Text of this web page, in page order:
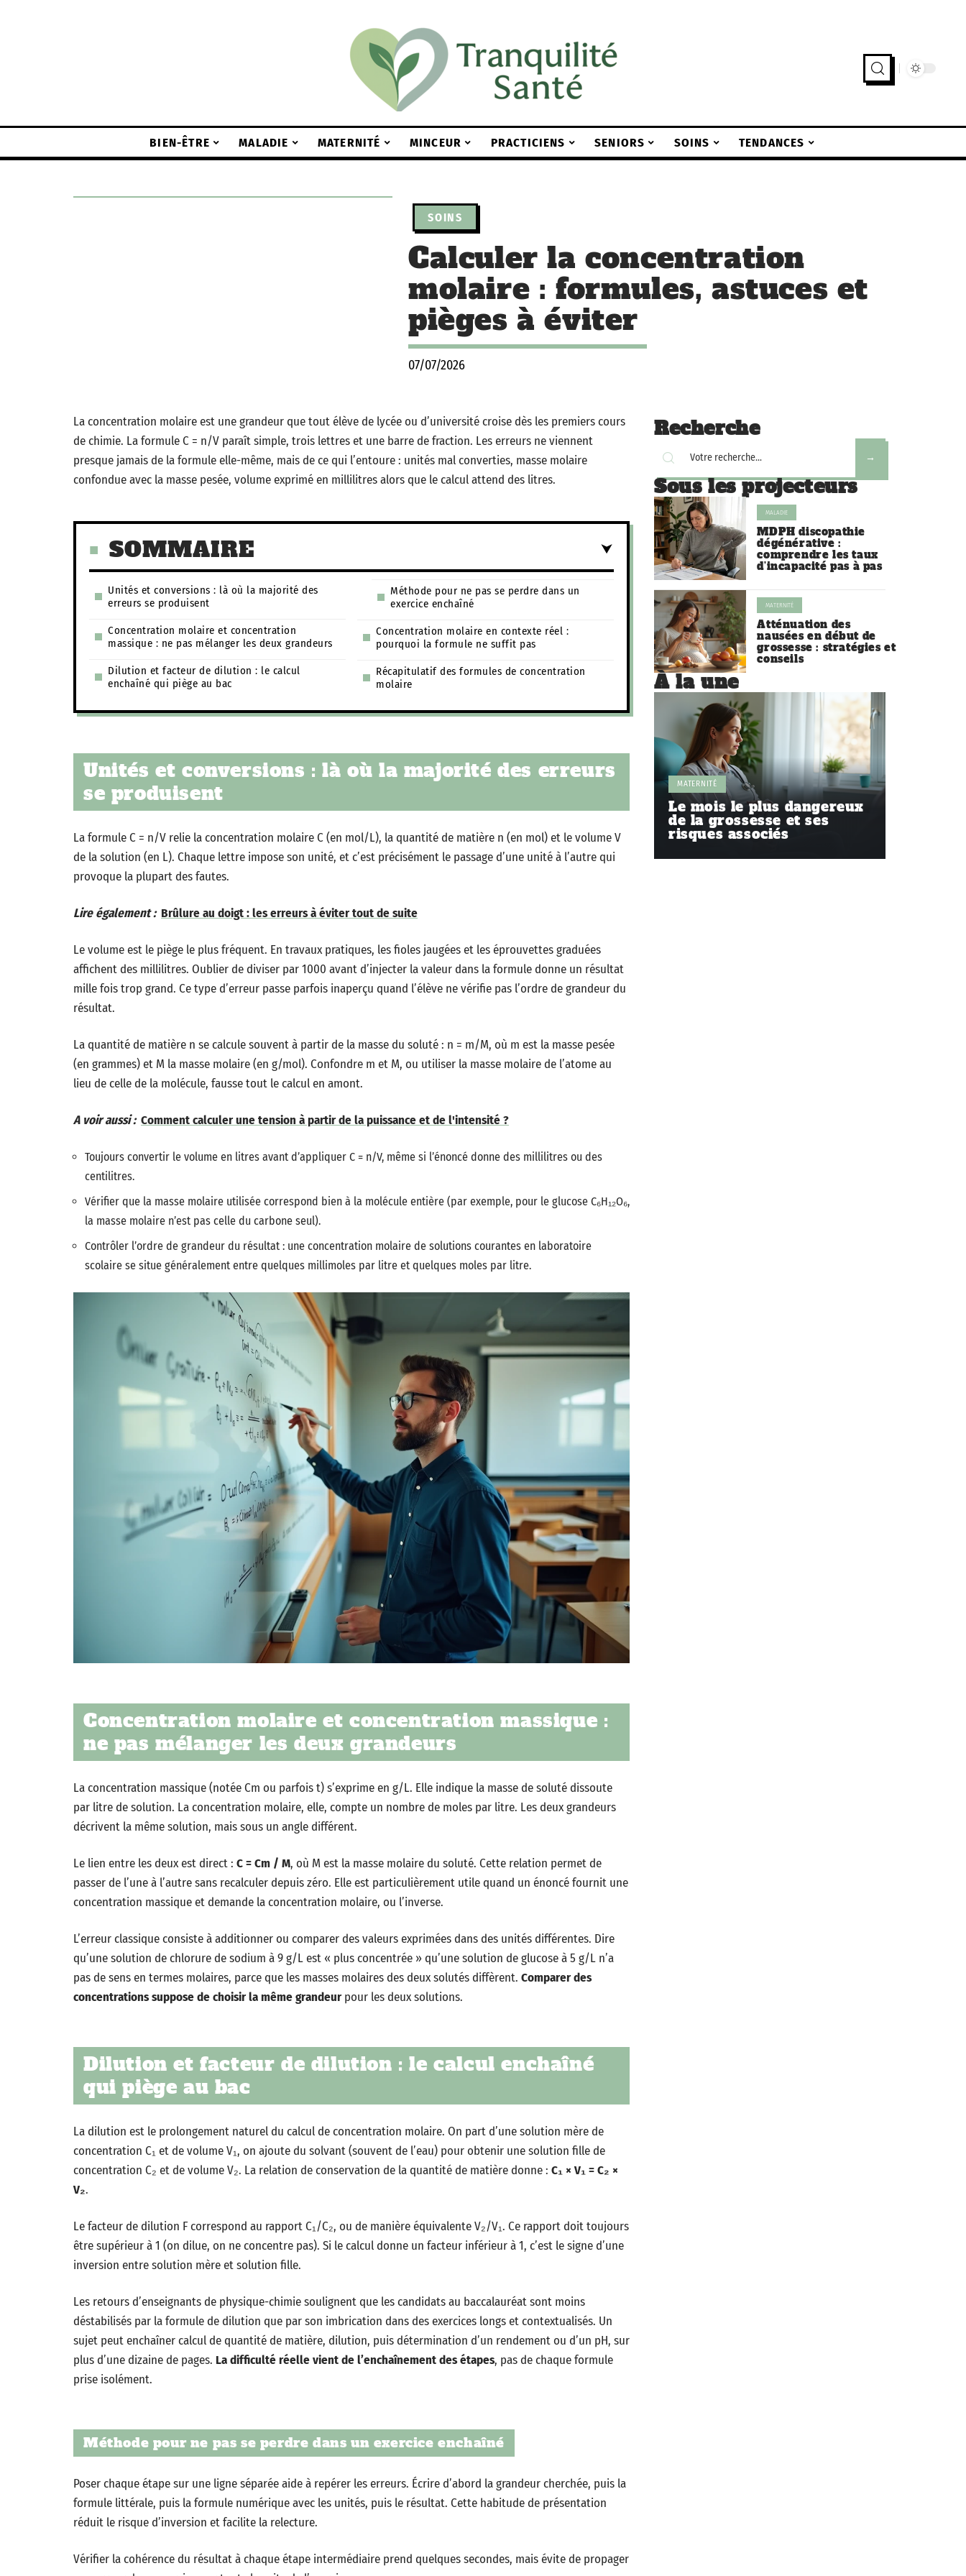
BIEN-ÊTRE MALADIE MATERNITÉ MINCEUR PRACTICIENS SENIORS SOINS TENDANCES
SOINS
Calculer la concentration
molaire : formules, astuces et
pièges à éviter
07/07/2026
La concentration molaire est une grandeur que tout élève de lycée ou d’université croise dès les premiers cours
de chimie. La formule C = n/V paraît simple, trois lettres et une barre de fraction. Les erreurs ne viennent
presque jamais de la formule elle-même, mais de ce qui l’entoure : unités mal converties, masse molaire
confondue avec la masse pesée, volume exprimé en millilitres alors que le calcul attend des litres.
SOMMAIRE
Unités et conversions : là où la majorité des
erreurs se produisent
Concentration molaire et concentration
massique : ne pas mélanger les deux grandeurs
Dilution et facteur de dilution : le calcul
enchaîné qui piège au bac
Méthode pour ne pas se perdre dans un
exercice enchaîné
Concentration molaire en contexte réel :
pourquoi la formule ne suffit pas
Récapitulatif des formules de concentration
molaire
Unités et conversions : là où la majorité des erreurs
se produisent
La formule C = n/V relie la concentration molaire C (en mol/L), la quantité de matière n (en mol) et le volume V
de la solution (en L). Chaque lettre impose son unité, et c’est précisément le passage d’une unité à l’autre qui
provoque la plupart des fautes.
Lire également : Brûlure au doigt : les erreurs à éviter tout de suite
Le volume est le piège le plus fréquent. En travaux pratiques, les fioles jaugées et les éprouvettes graduées
affichent des millilitres. Oublier de diviser par 1000 avant d’injecter la valeur dans la formule donne un résultat
mille fois trop grand. Ce type d’erreur passe parfois inaperçu quand l’élève ne vérifie pas l’ordre de grandeur du
résultat.
La quantité de matière n se calcule souvent à partir de la masse du soluté : n = m/M, où m est la masse pesée
(en grammes) et M la masse molaire (en g/mol). Confondre m et M, ou utiliser la masse molaire de l’atome au
lieu de celle de la molécule, fausse tout le calcul en amont.
A voir aussi : Comment calculer une tension à partir de la puissance et de l'intensité ?
Toujours convertir le volume en litres avant d’appliquer C = n/V, même si l’énoncé donne des millilitres ou des
centilitres.
Vérifier que la masse molaire utilisée correspond bien à la molécule entière (par exemple, pour le glucose C₆H₁₂O₆,
la masse molaire n’est pas celle du carbone seul).
Contrôler l’ordre de grandeur du résultat : une concentration molaire de solutions courantes en laboratoire
scolaire se situe généralement entre quelques millimoles par litre et quelques moles par litre.
Concentration molaire et concentration massique :
ne pas mélanger les deux grandeurs
La concentration massique (notée Cm ou parfois t) s’exprime en g/L. Elle indique la masse de soluté dissoute
par litre de solution. La concentration molaire, elle, compte un nombre de moles par litre. Les deux grandeurs
décrivent la même solution, mais sous un angle différent.
Le lien entre les deux est direct : C = Cm / M, où M est la masse molaire du soluté. Cette relation permet de
passer de l’une à l’autre sans recalculer depuis zéro. Elle est particulièrement utile quand un énoncé fournit une
concentration massique et demande la concentration molaire, ou l’inverse.
L’erreur classique consiste à additionner ou comparer des valeurs exprimées dans des unités différentes. Dire
qu’une solution de chlorure de sodium à 9 g/L est « plus concentrée » qu’une solution de glucose à 5 g/L n’a
pas de sens en termes molaires, parce que les masses molaires des deux solutés diffèrent. Comparer des
concentrations suppose de choisir la même grandeurpour les deux solutions.
Dilution et facteur de dilution : le calcul enchaîné
qui piège au bac
La dilution est le prolongement naturel du calcul de concentration molaire. On part d’une solution mère de
concentration C₁ et de volume V₁, on ajoute du solvant (souvent de l’eau) pour obtenir une solution fille de
concentration C₂ et de volume V₂. La relation de conservation de la quantité de matière donne : C₁ × V₁ = C₂ ×
V₂.
Le facteur de dilution F correspond au rapport C₁/C₂, ou de manière équivalente V₂/V₁. Ce rapport doit toujours
être supérieur à 1 (on dilue, on ne concentre pas). Si le calcul donne un facteur inférieur à 1, c’est le signe d’une
inversion entre solution mère et solution fille.
Les retours d’enseignants de physique-chimie soulignent que les candidats au baccalauréat sont moins
déstabilisés par la formule de dilution que par son imbrication dans des exercices longs et contextualisés. Un
sujet peut enchaîner calcul de quantité de matière, dilution, puis détermination d’un rendement ou d’un pH, sur
plus d’une dizaine de pages. La difficulté réelle vient de l’enchaînement des étapes, pas de chaque formule
prise isolément.
Méthode pour ne pas se perdre dans un exercice enchaîné
Poser chaque étape sur une ligne séparée aide à repérer les erreurs. Écrire d’abord la grandeur cherchée, puis la
formule littérale, puis la formule numérique avec les unités, puis le résultat. Cette habitude de présentation
réduit le risque d’inversion et facilite la relecture.
Vérifier la cohérence du résultat à chaque étape intermédiaire prend quelques secondes, mais évite de propager
Recherche
Sous les projecteurs
MALADIE
MDPH discopathie
dégénérative :
comprendre les taux
d’incapacité pas à pas
MATERNITÉ
Atténuation des
nausées en début de
grossesse : stratégies et
conseils
À la une
MATERNITÉ
Le mois le plus dangereux
de la grossesse et ses
risques associés